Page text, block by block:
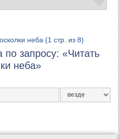
неба (1 стр. из 8)
по запросу: «Читать
неба»